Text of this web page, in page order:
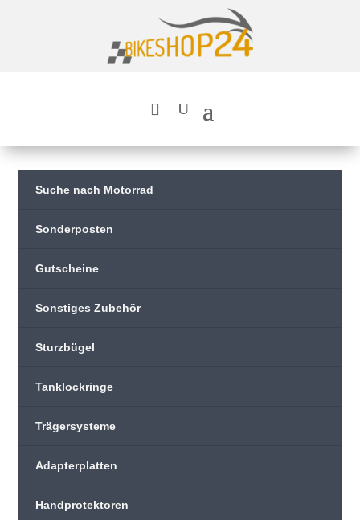
Suche nach Motorrad
Sonderposten
Gutscheine
Sonstiges Zubehör
Sturzbügel
Tanklockringe
Trägersysteme
Adapterplatten
Handprotektoren